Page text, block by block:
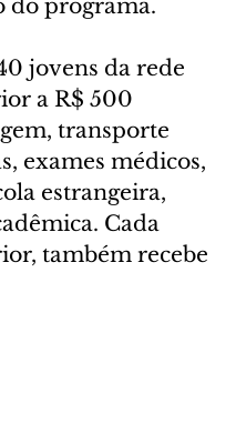
do programa.
jovens da rede
a R$ 500
transporte
exames médicos,
estrangeira,
Cada
também recebe